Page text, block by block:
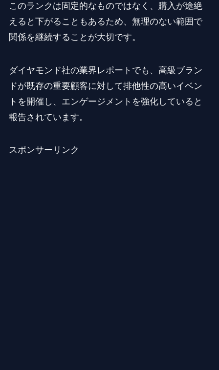
このランクは固定的なものではなく、購入が途絶
えると下がることもあるため、無理のない範囲で
関係を継続することが大切です。
ダイヤモンド社の業界レポートでも、高級ブラン
ドが既存の重要顧客に対して排他性の高いイベン
トを開催し、エンゲージメントを強化していると
報告されています。
スポンサーリンク